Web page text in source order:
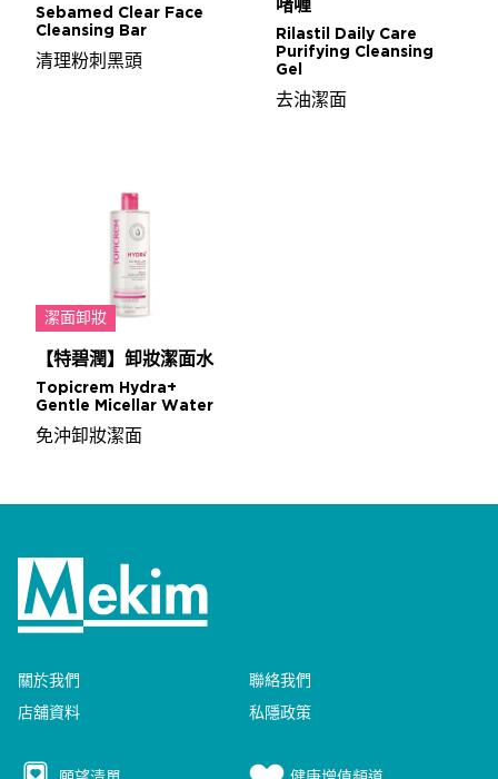
Sebamed Clear Face
Cleansing Bar
清理粉刺黑頭
啫喱
Rilastil Daily Care
Purifying Cleansing
Gel
去油潔面
潔面卸妝
【特碧潤】卸妝潔面水
Topicrem Hydra+
Gentle Micellar Water
免沖卸妝潔面
關於我們 聯絡我們
店舖資料 私隱政策